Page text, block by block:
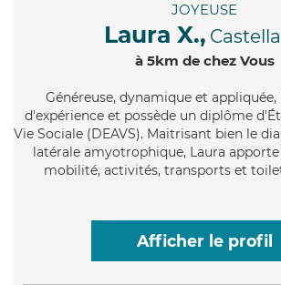
JOYEUSE
Laura X.,
à 5km de chez Vous
Généreuse, dynamique et appliquée,
d'expérience et possède un diplôme
Vie Sociale (DEAVS). Maitrisant bien le
latérale amyotrophique, Laura apporte
mobilité, activités, transports et
Afficher le profil